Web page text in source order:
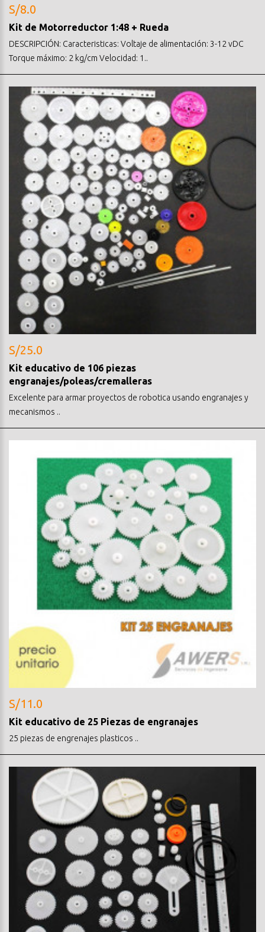
S/8.0
Kit de Motorreductor 1:48 + Rueda
DESCRIPCIÓN: Caracteristicas: Voltaje de alimentación: 3-12 vDC
Torque máximo: 2 kg/cm Velocidad: 1..
S/25.0
Kit educativo de 106 piezas
engranajes/poleas/cremalleras
Excelente para armar proyectos de robotica usando engranajes y
mecanismos ..
S/11.0
Kit educativo de 25 Piezas de engranajes
25 piezas de engrenajes plasticos ..